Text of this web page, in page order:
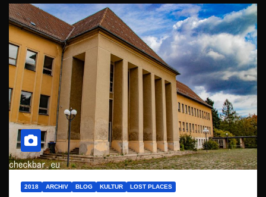
2018 ARCHIV BLOG KULTUR LOST PLACES